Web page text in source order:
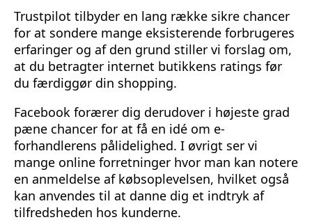
Trustpilot tilbyder en lang række sikre chancer
for at sondere mange eksisterende forbrugeres
erfaringer og af den grund stiller vi forslag om,
at du betragter internet butikkens ratings før
du færdiggør din shopping.
Facebook forærer dig derudover i højeste grad
pæne chancer for at få en idé om e-
forhandlerens pålidelighed. I øvrigt ser vi
mange online forretninger hvor man kan notere
en anmeldelse af købsoplevelsen, hvilket også
kan anvendes til at danne dig et indtryk af
tilfredsheden hos kunderne.